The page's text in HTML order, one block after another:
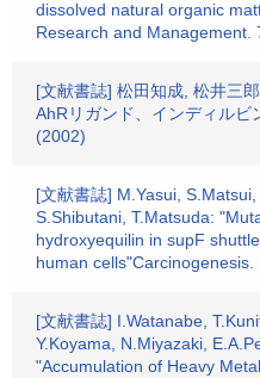
dissolved natural organic
Research and Management.
[文献書誌] 松田知成, 松井三
AhRリガンド、インディル
(2002)
[文献書誌] M.Yasui,
S.Shibutani, T.Matsuda:
hydroxyequilin in supF
human
[文献書誌] I.Watanabe,
Y.Koyama, N.Miyazaki,
"Accumulation of Heavy